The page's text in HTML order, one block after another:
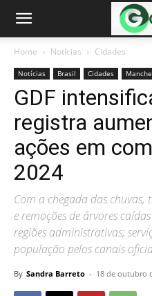
Home Notícias Cidades
Notícias Brasil Cidades
GDF
registra
ações em
2024
Com a chegada das chuvas,
e remoções de árvores
regiões administrativas;
população pelos canais
By Sandra Barreto - 18 de outubro